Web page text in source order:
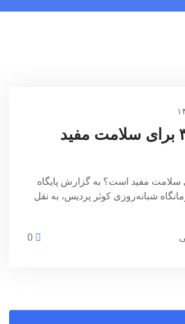
چرا امگا ۳ برای سلامت مفید
۳ برای سلامت مفید است؟ به گزارش پایگاه
شبانه‌روزی کوثر پردیس، به نقل